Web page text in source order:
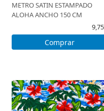
HORARIO DE TIENDA
GUÍA DE TALLAS
MI CUENTA
METRO SATIN ESTAMPADO
ALOHA ANCHO 150 CM
Comprar